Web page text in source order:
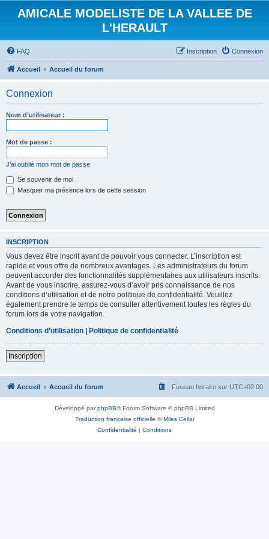
AMICALE MODELISTE DE LA VALLEE DE
L'HERAULT
FAQ Connexion
Inscription
Accueil Accueil du forum
Connexion
Nom d’utilisateur :
Mot de passe :
J’ai oublié mon mot de passe
Se souvenir de moi
Masquer ma présence lors de cette session
INSCRIPTION
Vous devez être inscrit avant de pouvoir vous connecter. L’inscription est
rapide et vous offre de nombreux avantages. Les administrateurs du forum
peuvent accorder des fonctionnalités supplémentaires aux utilisateurs inscrits.
Avant de vous inscrire, assurez-vous d’avoir pris connaissance de nos
conditions d’utilisation et de notre politique de confidentialité. Veuillez
également prendre le temps de consulter attentivement toutes les règles du
forum lors de votre navigation.
Conditions d’utilisation | Politique de confidentialité
Inscription
Accueil Accueil du forum Fuseau horaire sur UTC+02:00
Développé parphpBB® Forum Software © phpBB Limited
Traduction française officielle ©Miles Cellar
Confidentialité | Conditions